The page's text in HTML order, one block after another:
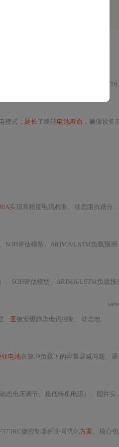
高性能，具体型号为
模式， 延长 了终端电池寿命 ，确保设备能在10年以上的时间内
实现高精度电流检测、动态阻抗谱分析（EIS）和温度补偿，结合
LSTM负载预测及超级电容能量缓冲策略，实现脉冲负载下
型、ARIMA/LSTM负载预测及超级电容能量缓冲策略，显
亚微安级静态电流控制、动态电压频率调整（DVFS）、多级低功耗模式（STOP/STANDBY/SHUTDOWN）及系统级优化策略。实测表明该
亚电池在脉冲负载下的容量衰减问题。通过动态阻抗匹配、SOH多参数评估、三级负载预测及超级电容能量缓冲策略，实现
低待机电流）、固件实现（五级功耗状态机、动态频率调节、
微控制器的协同优化方案。核心包括：